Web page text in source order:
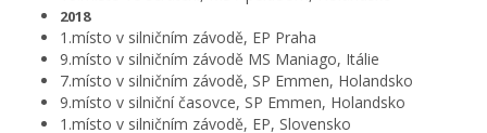
2018
1.místo v silničním závodě, EP Praha
9.místo v silničním závodě MS Maniago, Itálie
7.místo v silničním závodě, SP Emmen, Holandsko
9.místo v silniční časovce, SP Emmen, Holandsko
1.místo v silničním závodě, EP, Slovensko